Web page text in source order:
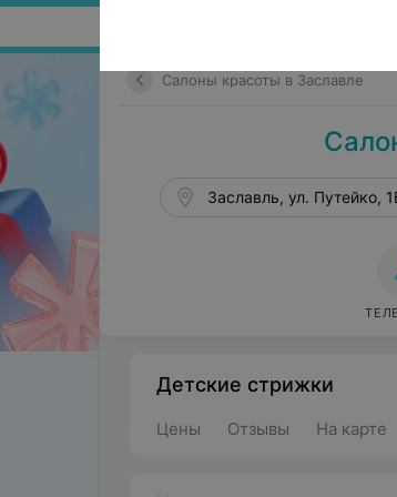
Салоны красоты в Заславле
Заславль, ул. Путейко,
Детские стрижки
Цены Отзывы На карте